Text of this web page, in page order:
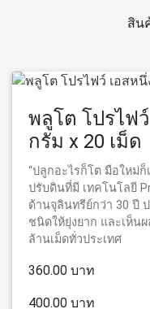
สิน
พลูโต โปรไฟ
กรัม x 20 เม็ด
“ปลูกอะไรก็โต มือใหม่
ปรับดินที่มี เทคโนโลยี
ด้านจุลินทรีย์กว่า 30 ปี
ชนิดให้ยุ่งยาก และเห็น
ล้านเม็ดทั่วประเทศ
360.00 บาท
400.00 บาท